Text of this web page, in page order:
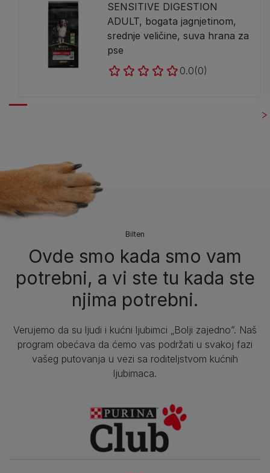
SENSITIVE DIGESTION
ADULT, bogata jagnjetinom,
srednje veličine, suva hrana za
pse
0.0(0)
Bilten​
Ovde smo kada smo vam
potrebni, a vi ste tu kada ste
njima potrebni.
Verujemo da su ljudi i kućni ljubimci „Bolji zajedno”. Naš
program obećava da ćemo vas podržati u svakoj fazi
vašeg putovanja u vezi sa roditeljstvom kućnih
ljubimaca.